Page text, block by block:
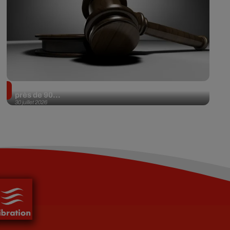
30 juillet 2026
près de 90...